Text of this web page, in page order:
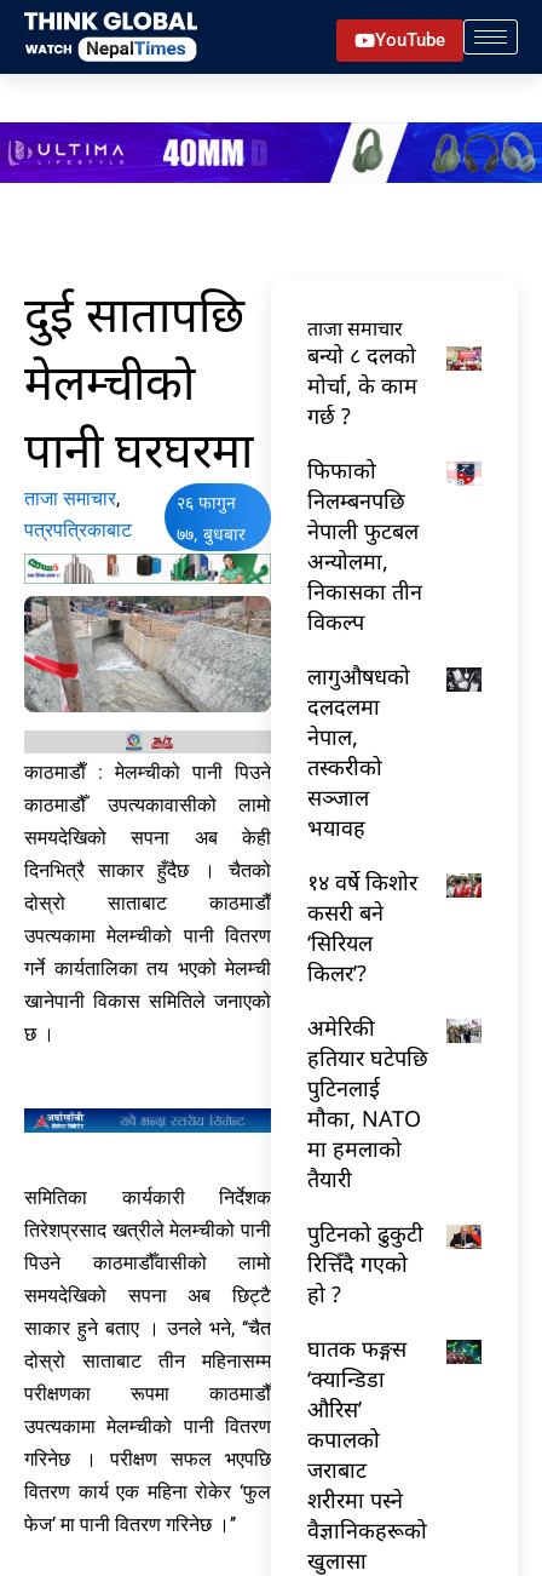
Skip
content
YouTube
दुई सातापछि
मेलम्चीको
पानी घरघरमा
ताजा समाचार,
पत्रपत्रिकाबाट
२६ फागुन
७७, बुधबार
काठमाडाैँ : मेलम्चीको पानी पिउने
काठमाडौँ उपत्यकावासीको लामो
समयदेखिको सपना अब केही
दिनभित्रै साकार हुँदैछ । चैतको
दोस्रो साताबाट काठमाडौँ
उपत्यकामा मेलम्चीको पानी वितरण
गर्ने कार्यतालिका तय भएको मेलम्ची
खानेपानी विकास समितिले जनाएको
छ ।
समितिका कार्यकारी निर्देशक
तिरेशप्रसाद खत्रीले मेलम्चीको पानी
पिउने काठमाडौँवासीको लामो
समयदेखिको सपना अब छिट्टै
साकार हुने बताए । उनले भने, ‘‘चैत
दोस्रो साताबाट तीन महिनासम्म
परीक्षणका रूपमा काठमाडौँ
उपत्यकामा मेलम्चीको पानी वितरण
गरिनेछ । परीक्षण सफल भएपछि
वितरण कार्य एक महिना रोकेर ‘फुल
फेज’ मा पानी वितरण गरिनेछ ।’’
ताजा समाचार
बन्यो ८ दलको
मोर्चा, के काम
गर्छ ?
फिफाको
निलम्बनपछि
नेपाली फुटबल
अन्योलमा,
निकासका तीन
विकल्प
लागुऔषधको
दलदलमा
नेपाल,
तस्करीको
सञ्जाल
भयावह
१४ वर्षे किशोर
कसरी बने
‘सिरियल
किलर’?
अमेरिकी
हतियार घटेपछि
पुटिनलाई
मौका, NATO
मा हमलाको
तैयारी
पुटिनको ढुकुटी
रित्तिँदै गएको
हो ?
घातक फङ्गस
‘क्यान्डिडा
औरिस’
कपालको
जराबाट
शरीरमा पस्ने
वैज्ञानिकहरूको
खुलासा